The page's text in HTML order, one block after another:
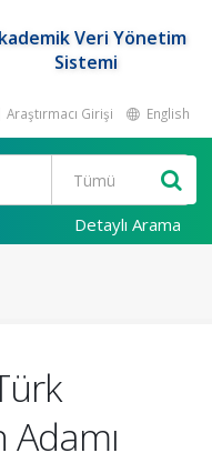
Veri Yönetim
Sistemi
Araştırmacı Girişi English
Detaylı Arama